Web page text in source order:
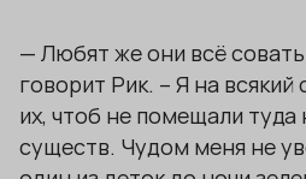
— Любят же они всё
говорит Рик. – Я на всякий
их, чтоб не помещали туда
существ. Чудом меня не